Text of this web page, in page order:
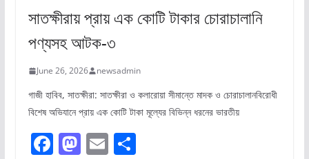
সাতক্ষীরায় প্রায় এক কোটি টাকার চোরাচালানি
পণ্যসহ আটক-৩
June 26, 2026 newsadmin
গাজী হাবিব, সাতক্ষীরা: সাতক্ষীরা ও কলারোয়া সীমান্তে মাদক ও চোরাচালানবিরোধী
বিশেষ অভিযানে প্রায় এক কোটি টাকা মূল্যের বিভিন্ন ধরনের ভারতীয়
F M E S